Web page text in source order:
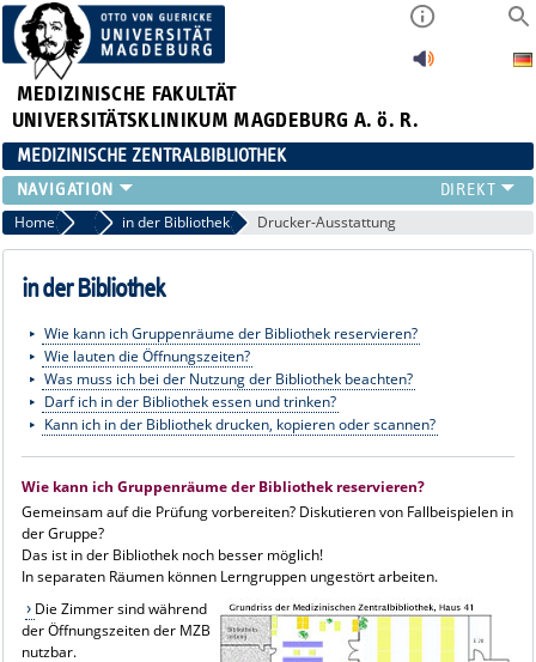
MEDIZINISCHE FAKULTÄT
UNIVERSITÄTSKLINIKUM MAGDEBURG A. ö. R.
MEDIZINISCHE ZENTRALBIBLIOTHEK
LITERATURSUCHE
SERVICE
INFORMATIONSKOMPETENZ
PUBLIZIEREN
NEU HIER?
SUCHE A-Z
Home Benutzungin der Bibliothek Drucker-Ausstattung
in der Bibliothek
Wie kann ich Gruppenräume der Bibliothek reservieren?
Wie lauten die Öffnungszeiten?
Was muss ich bei der Nutzung der Bibliothek beachten?
Darf ich in der Bibliothek essen und trinken?
Kann ich in der Bibliothek drucken, kopieren oder scannen?
Wie kann ich Gruppenräume der Bibliothek reservieren?
Gemeinsam auf die Prüfung vorbereiten? Diskutieren von Fallbeispielen in
der Gruppe?
Das ist in der Bibliothek noch besser möglich!
In separaten Räumen können Lerngruppen ungestört arbeiten.
Die Zimmer sind während
der Öffnungszeiten der MZB
nutzbar.